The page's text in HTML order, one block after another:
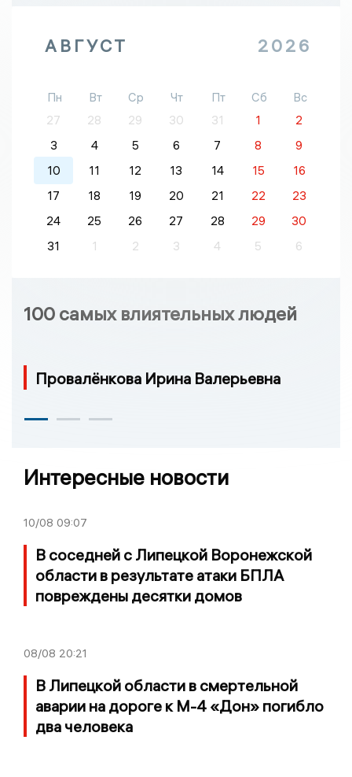
АВГУСТ 2026
Пн Вт Ср Чт Пт Сб
Вс
27
28 29 30 31 1
2
3
4 5 6 7 8
9
10
11 12 13 14 15
16
17
18 19 20 21 22
23
24
25 26 27 28 29
30
31
1 2 3 4 5 6
100 самых влиятельных людей
Провалёнкова Ирина Валерьевна
Интересные новости
10/08 09:07
В соседней с Липецкой Воронежской
области в результате атаки БПЛА
повреждены десятки домов
08/08 20:21
В Липецкой области в смертельной
аварии на дороге к М-4 «Дон» погибло
два человека